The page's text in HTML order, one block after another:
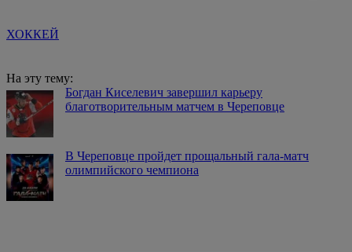
ХОККЕЙ
На эту тему:
Богдан Киселевич завершил карьеру
благотворительным матчем в Череповце
В Череповце пройдет прощальный гала-матч
олимпийского чемпиона